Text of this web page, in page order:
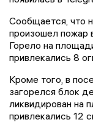
Сообщается, что
произошел пожар
Горело на
привлекались 8
Кроме того, в
загорелся блок
ликвидирован на
привлекались 12